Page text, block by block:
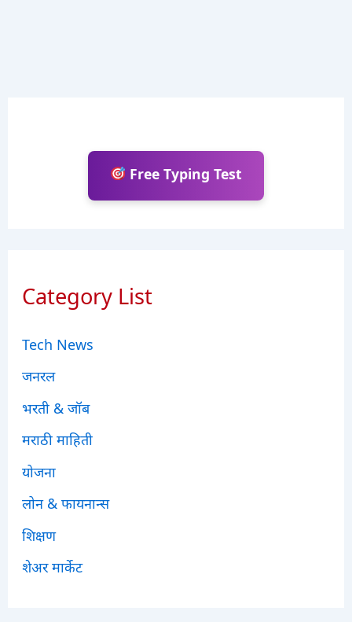
Free Typing Test
Category List
Tech News
जनरल
भरती & जॉब
मराठी माहिती
योजना
लोन & फायनान्स
शिक्षण
शेअर मार्केट